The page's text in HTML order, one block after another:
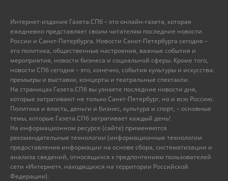
Интернет-издание Газета.СПб – это онлайн-газета, которая
ежедневно представляет своим читателям последние новости
России и Санкт-Петербурга. Новости Санкт-Петербурга сегодня –
это политика, общественные настроения, важные события и
мероприятия, новости бизнеса и социальной сферы. Кроме того,
новости СПб сегодня – это, конечно, события культуры и искусства:
премьеры и выставки, концерты и театральные спектакли.
На страницах Газета.СПб вы узнаете последние новости дня,
которые затрагивают не только Санкт-Петербург, но и всю Россию.
Политика и власть, деньги и бизнес, культура и спорт, – основные
темы, которые Газета.СПб затрагивает каждый день!
На информационном ресурсе (сайте) применяются
рекомендательные технологии (информационные технологии
предоставления информации на основе сбора, систематизации и
анализа сведений, относящихся к предпочтениям пользователей
сети «Интернет», находящихся на территории Российской
Федерации).